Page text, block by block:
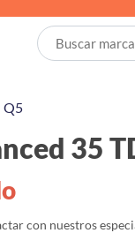
Q5
35
con nuestros